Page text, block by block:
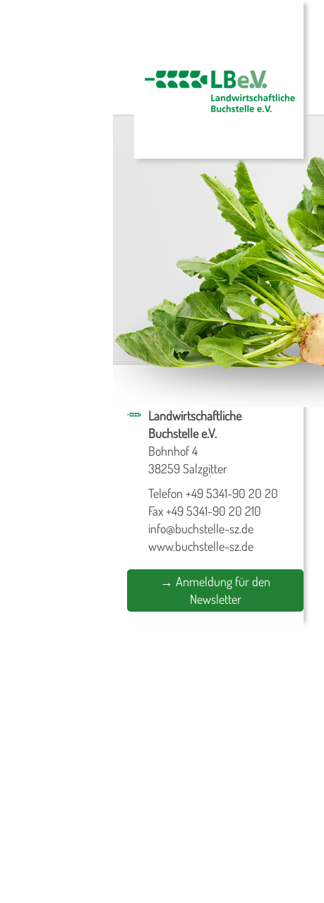
Landwirtschaftliche
Buchstelle e.V.
Bohnhof 4
38259 Salzgitter
Telefon +49 5341-90 20 20
Fax +49 5341-90 20 210
info@buchstelle-sz.de
www.buchstelle-sz.de
→ Anmeldung für den
Newsletter